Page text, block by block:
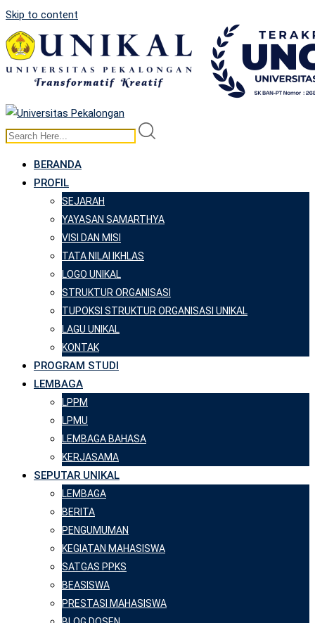
Skip to content
BERANDA
PROFIL
SEJARAH
YAYASAN SAMARTHYA
VISI DAN MISI
TATA NILAI IKHLAS
LOGO UNIKAL
STRUKTUR ORGANISASI
TUPOKSI STRUKTUR ORGANISASI UNIKAL
LAGU UNIKAL
KONTAK
PROGRAM STUDI
LEMBAGA
LPPM
LPMU
LEMBAGA BAHASA
KERJASAMA
SEPUTAR UNIKAL
LEMBAGA
BERITA
PENGUMUMAN
KEGIATAN MAHASISWA
SATGAS PPKS
BEASISWA
PRESTASI MAHASISWA